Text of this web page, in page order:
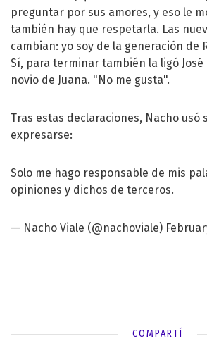
preguntar por sus amores, y eso le
también hay que respetarla. Las
cambian: yo soy de la generación de
Sí, para terminar también la ligó José
novio de Juana. "No me gusta".
Tras estas declaraciones, Nacho usó
expresarse:
Solo me hago responsable de mis
opiniones y dichos de terceros.
— Nacho Viale (@nachoviale)
COMPARTÍ